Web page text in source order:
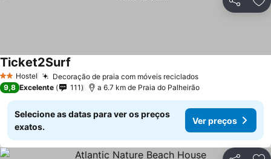
Partilhar
2 Estrelas
Hostel Decoração de praia com móveis reciclados
Ticket2Surf
9,8 Excelente 111 a 6.7 km de Praia do Palheirão
Selecione as datas para ver os preços
exatos.
Ver preços